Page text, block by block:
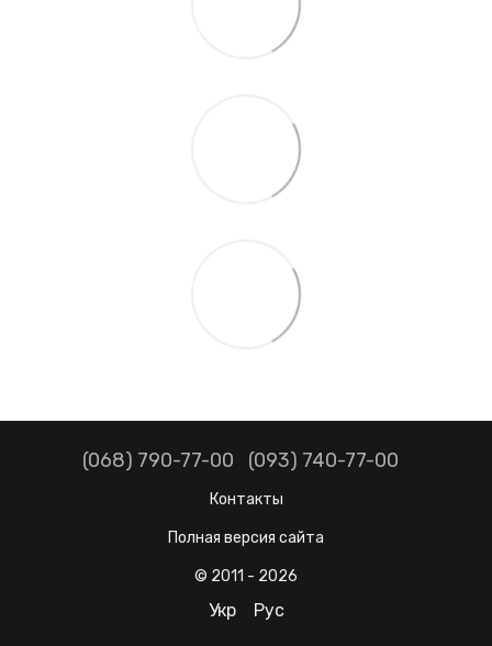
(068) 790-77-00 (093) 740-77-00
Контакты
Полная версия сайта
© 2011 - 2026
Укр Рус